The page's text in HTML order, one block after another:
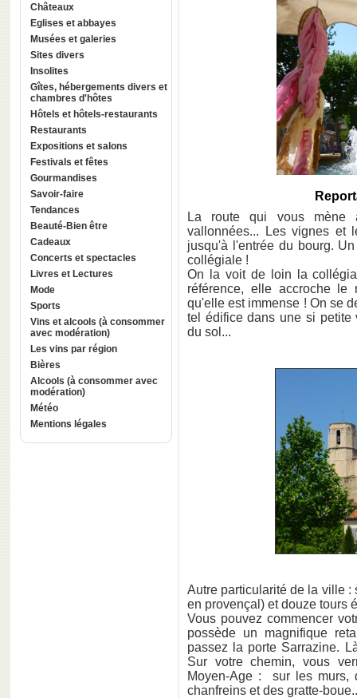
Châteaux
Eglises et abbayes
Musées et galeries
Sites divers
Insolites
Gîtes, hébergements divers et
chambres d'hôtes
Hôtels et hôtels-restaurants
Restaurants
Expositions et salons
Festivals et fêtes
Gourmandises
Savoir-faire
Tendances
Beauté-Bien être
Cadeaux
Concerts et spectacles
Livres et Lectures
Mode
Sports
Vins et alcools (à consommer
avec modération)
Les vins par région
Bières
Alcools (à consommer avec
modération)
Météo
Mentions légales
La route qui vous
vallonnées... Les vignes et
jusqu'à l'entrée du bourg.
collégiale !
On la voit de loin la
référence, elle accroche le
qu'elle est immense ! On se
tel édifice dans une si petite
du sol...
Autre particularité de la ville :
en provençal) et douze tours
Vous pouvez commencer
possède un magnifique
passez la porte Sarrazine.
Sur votre chemin, vous
Moyen-Age : sur les murs,
chanfreins et des gratte-